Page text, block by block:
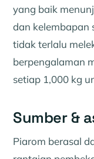
yang baik
dan kelembapan
tidak terlalu
berpengalaman
setiap 1,000 kg
Sumber &
Piarom berasal